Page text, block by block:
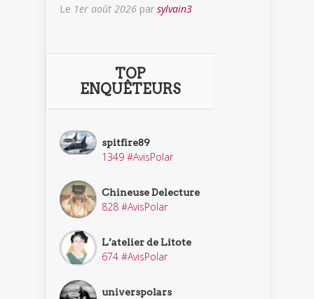
Le 1er août 2026 par sylvain3
TOP
ENQUÊTEURS
spitfire89
1349 #AvisPolar
Chineuse Delecture
828 #AvisPolar
L’atelier de Litote
674 #AvisPolar
universpolars